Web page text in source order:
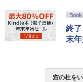
終
末年
窓の杜を